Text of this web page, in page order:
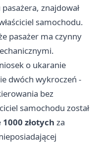
znajdował
samochodu.
pasażer ma czynny
o ukaranie
dwóch wykroczeń -
bez
samochodu został
złotych za